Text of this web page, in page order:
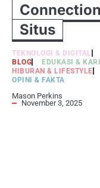
Connection
Situs
TEKNOLOGI & DIGITAL
BLOG
EDUKASI &
HIBURAN & LIFESTYLE
OPINI & FAKTA
Mason Perkins
November 3, 2025